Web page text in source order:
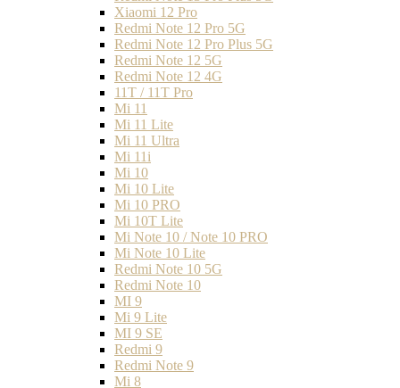
Xiaomi 12 Pro
Redmi Note 12 Pro 5G
Redmi Note 12 Pro Plus 5G
Redmi Note 12 5G
Redmi Note 12 4G
11T / 11T Pro
Mi 11
Mi 11 Lite
Mi 11 Ultra
Mi 11i
Mi 10
Mi 10 Lite
Mi 10 PRO
Mi 10T Lite
Mi Note 10 / Note 10 PRO
Mi Note 10 Lite
Redmi Note 10 5G
Redmi Note 10
MI 9
Mi 9 Lite
MI 9 SE
Redmi 9
Redmi Note 9
Mi 8